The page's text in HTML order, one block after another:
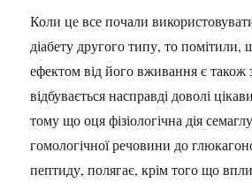
Коли це все почали
діабету другого типу, то помітили,
ефектом від його вживання є
відбувається насправді доволі
тому що оця фізіологічна дія
гомологічної речовини до
пептиду, полягає, крім того що